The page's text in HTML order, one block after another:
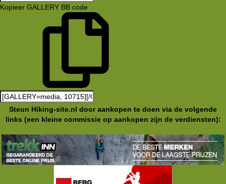
Kopieer GALLERY BB code
Steun Hiking-site.nl door aankopen te doen via de volgende
links (een kleine commissie op aankopen zijn de verdiensten):